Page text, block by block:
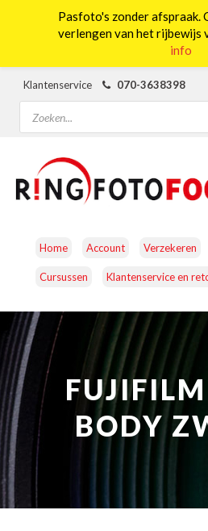
Klantenservice
070-3638398
Producten
zoeken
Home Account Verzekeren
Cursussen Klantenservice en
CAMERA’S OBJECTIEVEN
NATUUROBSERVATIE MEDIA EN
STUDIOFOTOGRAFIE
BODY
Pasfoto's zonder afspraak.
verlengen van het rijbewijs
info